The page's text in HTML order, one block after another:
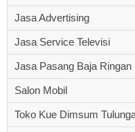
Jasa Advertising
Jasa Service Televisi
Jasa Pasang Baja Ringan
Salon Mobil
Toko Kue Dimsum